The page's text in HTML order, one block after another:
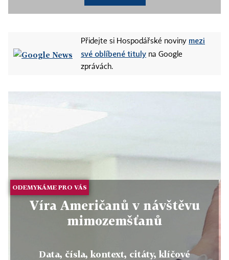
Přidejte si Hospodářské noviny mezi
své oblíbené tituly na Google
zprávách.
ODEMYKÁME PRO VÁS
Víra Američanů v návštěvu
mimozemšťanů
Data, čísla, kontext, citáty, klíčové